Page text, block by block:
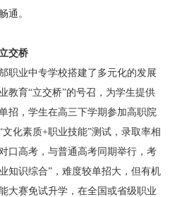
通。
交桥
职业中专学校搭建了多元化的发展
教育“立交桥”的号召，为学生提供
招，学生在高三下学期参加高职院
化素质+职业技能”测试，录取率相
口高考，与普通高考同期举行，考
知识综合”，难度较单招大，但有机
大赛免试升学，在全国或省级职业